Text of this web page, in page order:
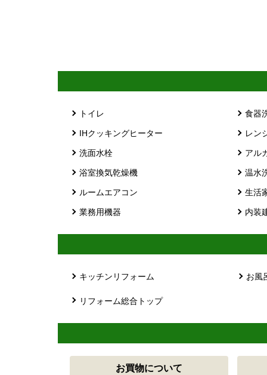
トイレ 食器
IHクッキングヒーター レン
洗面水栓 アル
浴室換気乾燥機 温水
ルームエアコン 生活
業務用機器 内装
キッチンリフォーム お風
リフォーム総合トップ
お買物について